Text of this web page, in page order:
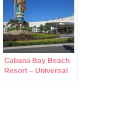
Cabana Bay Beach
Resort – Universal